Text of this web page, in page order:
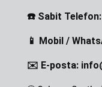
☎️ Sabit Telefon:
📱 Mobil /
✉️ E-posta: